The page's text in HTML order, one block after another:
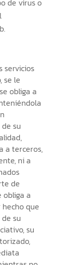
de virus o
servicios
se le
obliga a
su
a terceros,
ni a
de
obliga a
que
su
su